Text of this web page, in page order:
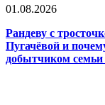
01.08.2026
Рандеву с
Пугачёвой и
добытчиком семьи